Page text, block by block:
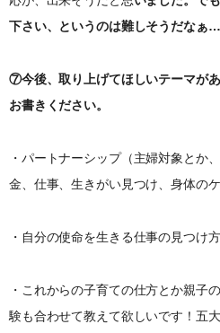
下さい、というのは難しそうだなぁ…
⑦今後、取り上げてほしいテーマが
お書きください。
・パートナーシップ（主婦対象とか
金、仕事、生きがい見つけ、身体のケ
・自分の使命を生きる仕事の見つけ方
・これからの子育ての仕方とか親子
験も合わせて教えて欲しいです！五